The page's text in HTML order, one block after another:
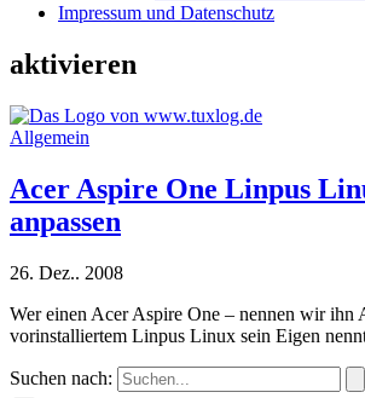
Impressum und Datenschutz
aktivieren
Allgemein
Acer Aspire One Linpus
anpassen
26. Dez.. 2008
Wer einen Acer Aspire One – nennen wir ihn
vorinstalliertem Linpus Linux sein Eigen
Suchen nach: